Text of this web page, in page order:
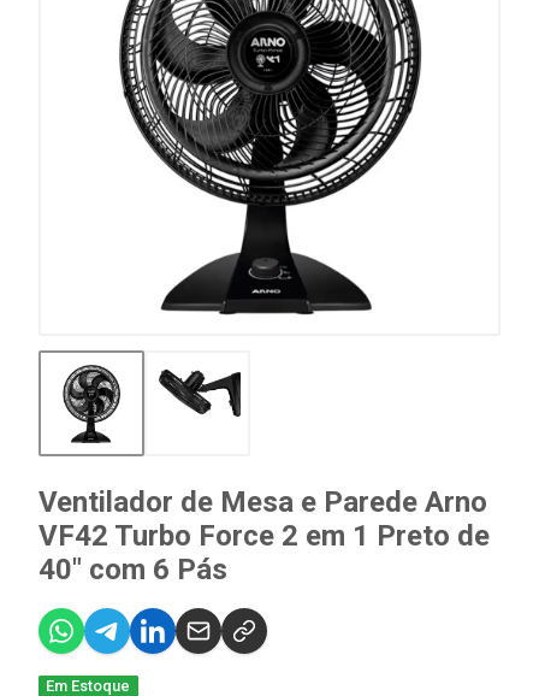
Ventilador de Mesa e Parede Arno
VF42 Turbo Force 2 em 1 Preto de
40" com 6 Pás
Em Estoque